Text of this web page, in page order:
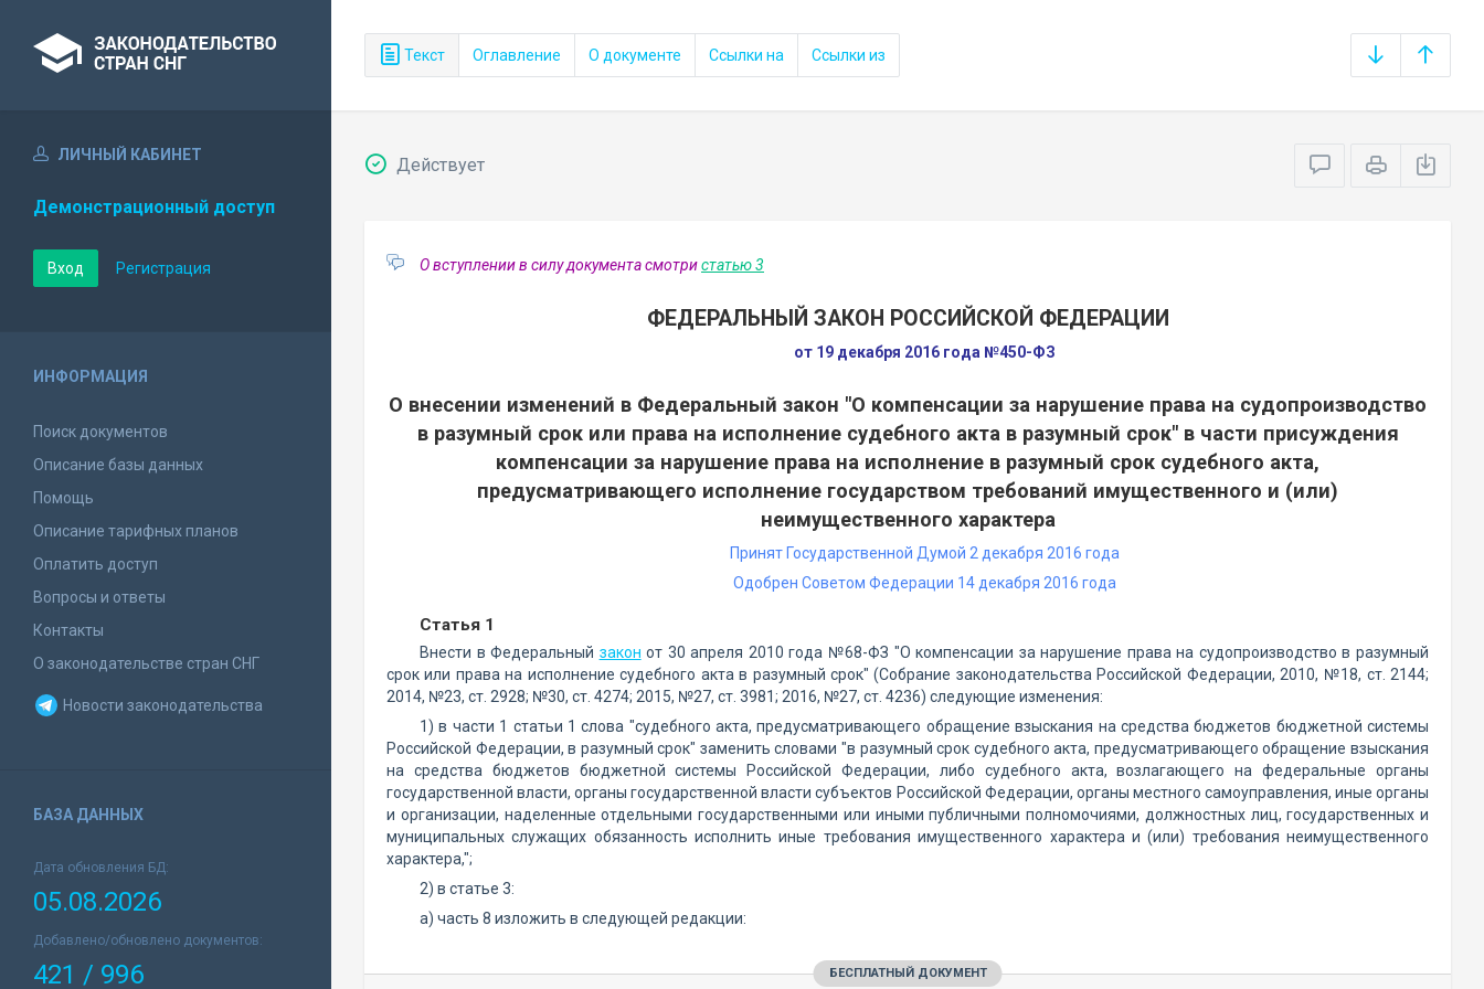
Текст Оглавление О документе Ссылки на Ссылки из
ЛИЧНЫЙ КАБИНЕТ
Демонстрационный доступ
Вход Регистрация
ИНФОРМАЦИЯ
Поиск документов
Описание базы данных
Помощь
Описание тарифных планов
Оплатить доступ
Вопросы и ответы
Контакты
О законодательстве стран СНГ
Новости законодательства
БАЗА ДАННЫХ
Дата обновления БД:
05.08.2026
Добавлено/обновлено документов:
421 / 996
Действует
О вступлении в силу документа смотристатью 3
ФЕДЕРАЛЬНЫЙ ЗАКОН РОССИЙСКОЙ ФЕДЕРАЦИИ
от 19 декабря 2016 года №450-ФЗ
О внесении изменений в Федеральный закон "О компенсации за нарушение права на судопроизводство
в разумный срок или права на исполнение судебного акта в разумный срок" в части присуждения
компенсации за нарушение права на исполнение в разумный срок судебного акта,
предусматривающего исполнение государством требований имущественного и (или)
неимущественного характера
Принят Государственной Думой 2 декабря 2016 года
Одобрен Советом Федерации 14 декабря 2016 года
Статья 1
Внести в Федеральный закон от 30 апреля 2010 года №68-ФЗ "О компенсации за нарушение права на судопроизводство в разумный
срок или права на исполнение судебного акта в разумный срок" (Собрание законодательства Российской Федерации, 2010, №18, ст. 2144;
2014, №23, ст. 2928; №30, ст. 4274; 2015, №27, ст. 3981; 2016, №27, ст. 4236) следующие изменения:
1) в части 1 статьи 1 слова "судебного акта, предусматривающего обращение взыскания на средства бюджетов бюджетной системы
Российской Федерации, в разумный срок" заменить словами "в разумный срок судебного акта, предусматривающего обращение взыскания
на средства бюджетов бюджетной системы Российской Федерации, либо судебного акта, возлагающего на федеральные органы
государственной власти, органы государственной власти субъектов Российской Федерации, органы местного самоуправления, иные органы
и организации, наделенные отдельными государственными или иными публичными полномочиями, должностных лиц, государственных и
муниципальных служащих обязанность исполнить иные требования имущественного характера и (или) требования неимущественного
характера,";
2) в статье 3:
а) часть 8 изложить в следующей редакции:
БЕСПЛАТНЫЙ ДОКУМЕНТ